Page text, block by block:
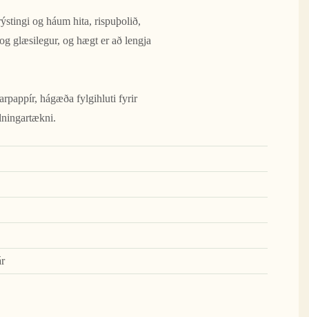
og háum hita, rispuþolið,
glæsilegur, og hægt er að lengja
hágæða fylgihluti fyrir